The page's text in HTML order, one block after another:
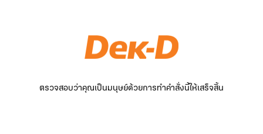
ตรวจสอบว่าคุณเป็นมนุษย์ด้วยการทำคำสั่งนี้ให้เสร็จสิ้น